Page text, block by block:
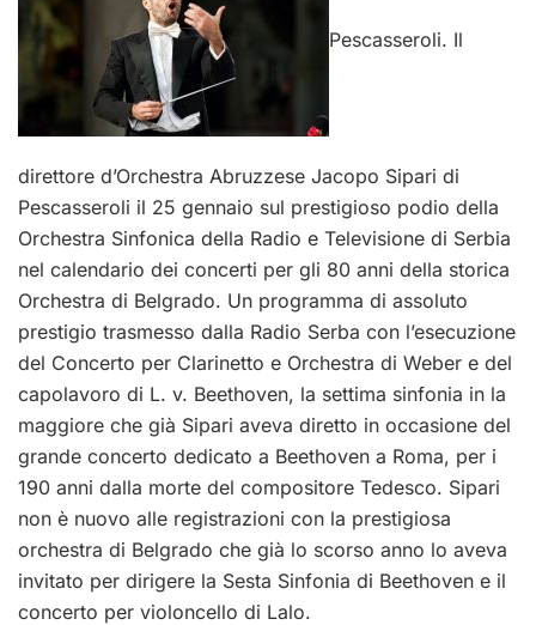
Pescasseroli. Il
direttore d’Orchestra Abruzzese Jacopo Sipari di
Pescasseroli il 25 gennaio sul prestigioso podio della
Orchestra Sinfonica della Radio e Televisione di Serbia
nel calendario dei concerti per gli 80 anni della storica
Orchestra di Belgrado. Un programma di assoluto
prestigio trasmesso dalla Radio Serba con l’esecuzione
del Concerto per Clarinetto e Orchestra di Weber e del
capolavoro di L. v. Beethoven, la settima sinfonia in la
maggiore che già Sipari aveva diretto in occasione del
grande concerto dedicato a Beethoven a Roma, per i
190 anni dalla morte del compositore Tedesco. Sipari
non è nuovo alle registrazioni con la prestigiosa
orchestra di Belgrado che già lo scorso anno lo aveva
invitato per dirigere la Sesta Sinfonia di Beethoven e il
concerto per violoncello di Lalo.